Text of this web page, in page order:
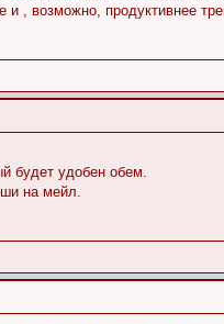
, возможно, продуктивнее
будет удобен обем.
на мейл.